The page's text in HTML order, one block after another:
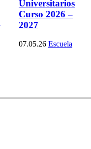
Universitarios
Curso 2026 –
2027
07.05.26 Escuela